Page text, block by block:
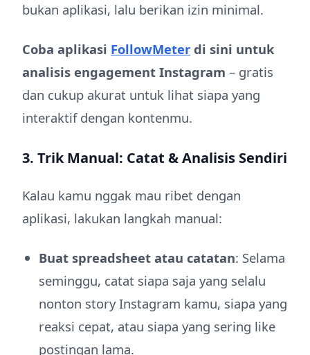
bukan aplikasi, lalu berikan izin minimal.
Coba aplikasi FollowMeter di sini untuk
analisis engagement Instagram – gratis
dan cukup akurat untuk lihat siapa yang
interaktif dengan kontenmu.
3. Trik Manual: Catat & Analisis Sendiri
Kalau kamu nggak mau ribet dengan
aplikasi, lakukan langkah manual:
Buat spreadsheet atau catatan: Selama
seminggu, catat siapa saja yang selalu
nonton story Instagram kamu, siapa yang
reaksi cepat, atau siapa yang sering like
postingan lama.